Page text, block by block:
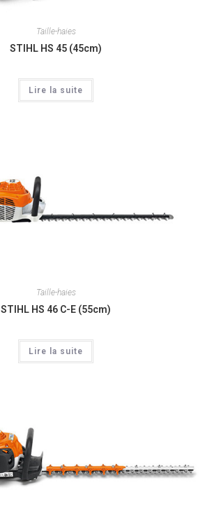
Taille-haies
STIHL HS 45 (45cm)
Lire la suite
Taille-haies
STIHL HS 46 C-E (55cm)
Lire la suite